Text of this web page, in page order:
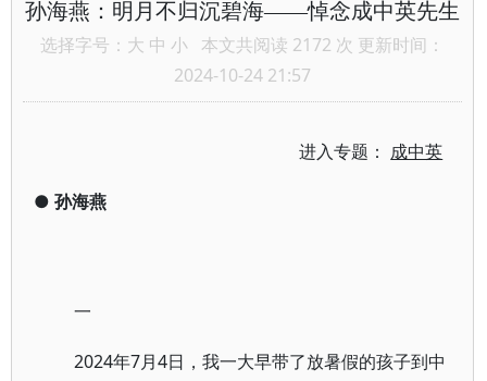
孙海燕：明月不归沉碧海——悼念成中英先生
选择字号： 大 中 小 本文共阅读 2172 次 更新时间：
2024-10-24 21:57
进入专题： 成中英
● 孙海燕
一
2024年7月4日，我一大早带了放暑假的孩子到中